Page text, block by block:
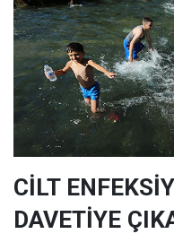
CİLT
DAVETİYE